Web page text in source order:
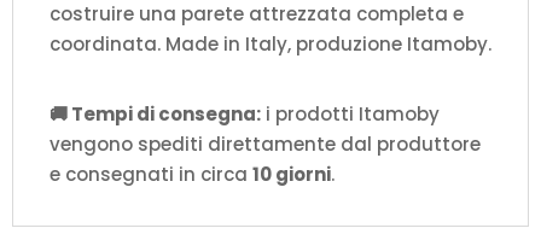
costruire una parete attrezzata completa e
coordinata. Made in Italy, produzione Itamoby.
🚚 Tempi di consegna: i prodotti Itamoby
vengono spediti direttamente dal produttore
e consegnati in circa 10 giorni.